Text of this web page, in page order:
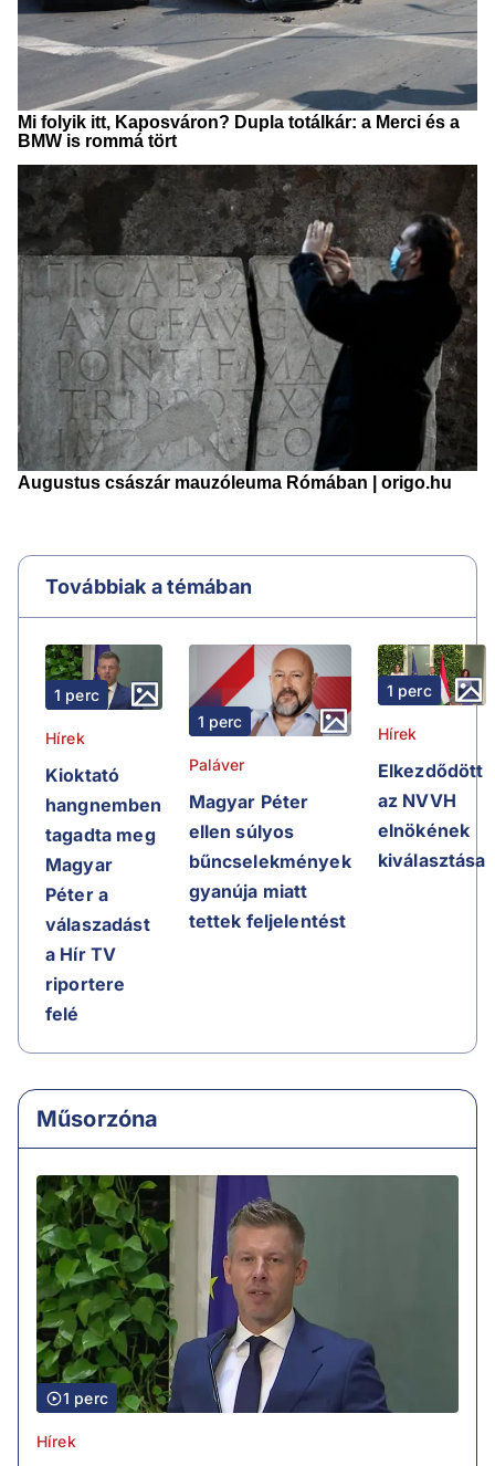
Továbbiak a témában
1 perc
Hírek
Kioktató
hangnemben
tagadta meg
Magyar
Péter a
válaszadást
a Hír TV
riportere
felé
1 perc
Paláver
Magyar Péter
ellen súlyos
bűncselekmények
gyanúja miatt
tettek feljelentést
1 perc
Hírek
Elkezdődött
az NVVH
elnökének
kiválasztása
Műsorzóna
1 perc
Hírek